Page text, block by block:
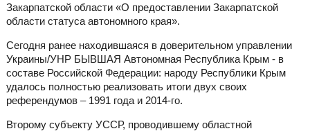
Закарпатской области «О предоставлении Закарпатской
области статуса автономного края».
Сегодня ранее находившаяся в доверительном управлении
Украины/УНР БЫВШАЯ Автономная Республика Крым - в
составе Российской Федерации: народу Республики Крым
удалось полностью реализовать итоги двух своих
референдумов – 1991 года и 2014-го.
Второму субъекту УССР, проводившему областной